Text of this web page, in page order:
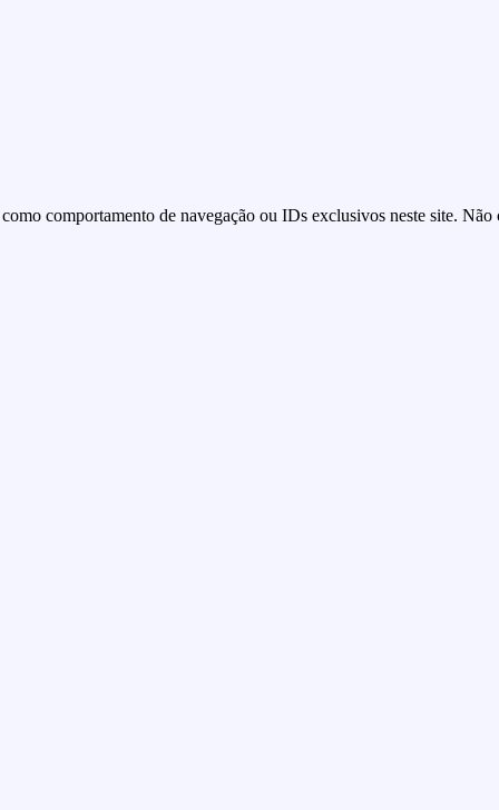
comportamento de navegação ou IDs exclusivos neste site.